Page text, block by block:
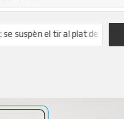
el tir al plat de Festa Major